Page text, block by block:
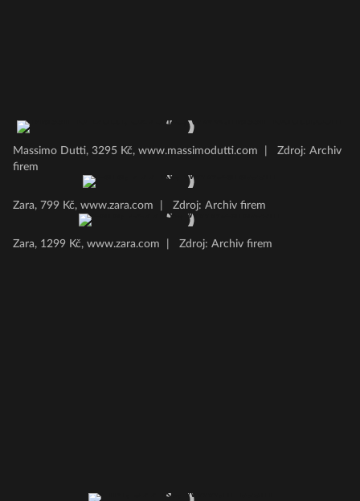
Massimo Dutti, 3295 Kč, www.massimodutti.com
Zdroj: Archiv
firem
Zara, 799 Kč, www.zara.com Zdroj: Archiv firem
Zara, 1299 Kč, www.zara.com Zdroj: Archiv firem